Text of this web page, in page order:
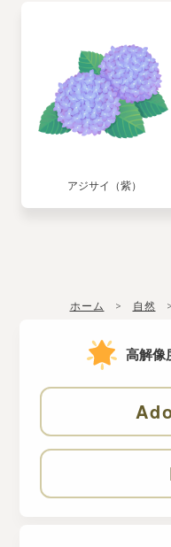
アジサイ（紫）
ホーム 自然
高解像